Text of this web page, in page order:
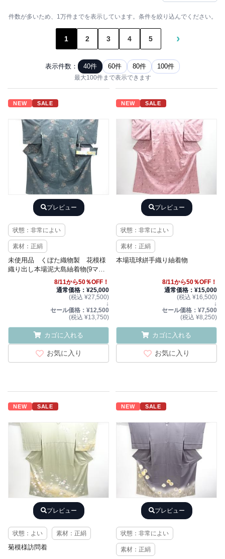
件数が多いため、1万件までを表示しています。条件を絞り込んでください。
1 2 3 4 5 ›
表示件数： 40件 60件 80件 100件
最大100件まで表示できます
NEW SALE
プレビュー
状態：非常によい
素材：正絹
未使用品 くぼた織物製 花模様
織り出し本場泥大島紬着物(9マル
8/11から50％OFF！
通常価格：¥25,000
(税込 ¥27,500)
↓
セール価格：¥12,500
(税込 ¥13,750)
カゴに入れる
お気に入り
NEW SALE
プレビュー
状態：非常によい
素材：正絹
本場琉球絣手織り紬着物
8/11から50％OFF！
通常価格：¥15,000
(税込 ¥16,500)
↓
セール価格：¥7,500
(税込 ¥8,250)
カゴに入れる
お気に入り
NEW SALE
プレビュー
状態：よい 素材：正絹
菊模様訪問着
NEW SALE
プレビュー
状態：非常によい
素材：正絹